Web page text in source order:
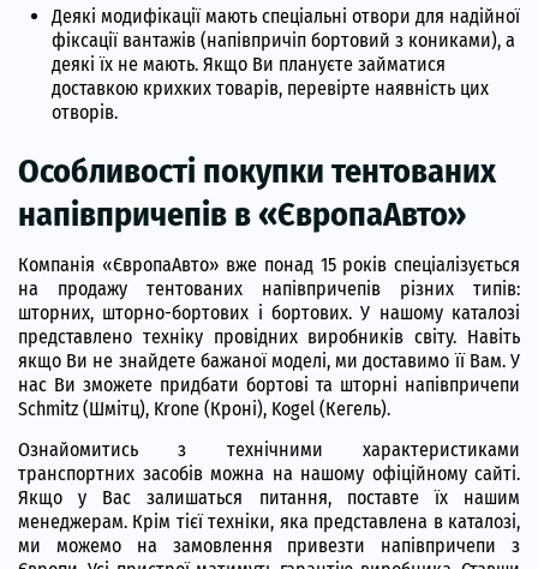
Деякі модифікації мають спеціальні отвори для надійної
фіксації вантажів (напівпричіп бортовий з кониками), а
деякі їх не мають. Якщо Ви плануєте займатися
доставкою крихких товарів, перевірте наявність цих
отворів.
Особливості покупки тентованих
напівпричепів в «ЄвропаАвто»
Компанія «ЄвропаАвто» вже понад 15 років спеціалізується
на продажу тентованих напівпричепів різних типів:
шторних, шторно-бортових і бортових. У нашому каталозі
представлено техніку провідних виробників світу. Навіть
якщо Ви не знайдете бажаної моделі, ми доставимо її Вам. У
нас Ви зможете придбати бортові та шторні напівпричепи
Schmitz (Шмітц), Krone (Кроні), Kogel (Кегель).
Ознайомитись з технічними характеристиками
транспортних засобів можна на нашому офіційному сайті.
Якщо у Вас залишаться питання, поставте їх нашим
менеджерам. Крім тієї техніки, яка представлена в каталозі,
ми можемо на замовлення привезти напівпричепи з